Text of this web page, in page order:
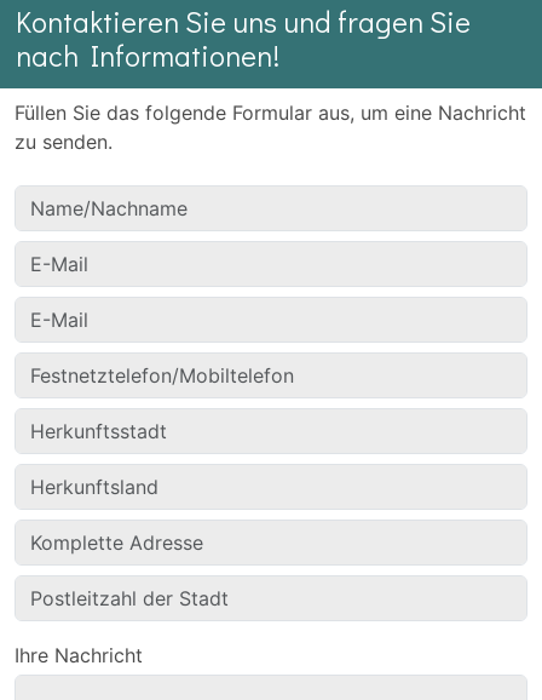
Kontaktieren Sie uns und fragen Sie
nach Informationen!
Füllen Sie das folgende Formular aus, um eine Nachricht
zu senden.
Ihre Nachricht